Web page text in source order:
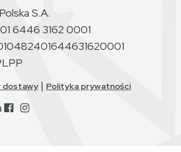
S.A.
6446 3162 0001
dostawy | Polityka prywatności